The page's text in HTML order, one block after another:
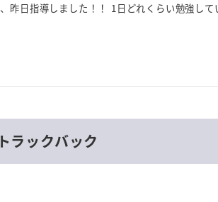
昨日指導しました！！ 1日どれくらい勉強し
ラックバック